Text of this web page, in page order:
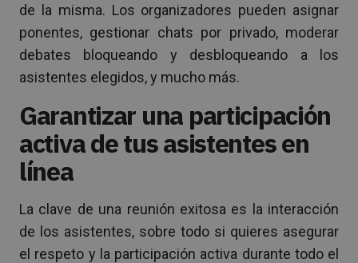
de la misma. Los organizadores pueden asignar
ponentes, gestionar chats por privado, moderar
debates bloqueando y desbloqueando a los
asistentes elegidos, y mucho más.
Garantizar una participación
activa de tus asistentes en
línea
La clave de una reunión exitosa es la interacción
de los asistentes, sobre todo si quieres asegurar
el respeto y la participación activa durante todo el